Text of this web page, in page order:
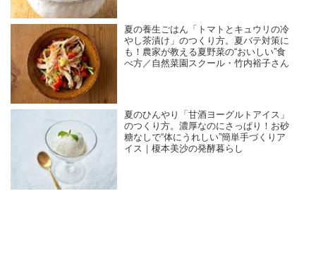
夏の養生ごはん「トマトとキュウリの冷
やし茶漬け」のつくり方。夏バテ対策に
も！農家が教える夏野菜の“おいしい”食
べ方／自然菜園スクール・竹内裕子さん
夏のひんやり「甘酒ヨーグルトアイス」
のつくり方。濃厚なのにさっぱり！お砂
糖なしで“体にうれしい”簡単手づくりア
イス｜榎本美沙の発酵暮らし